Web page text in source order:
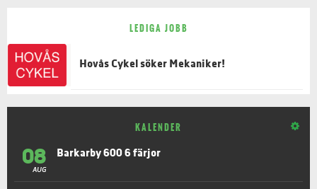
LEDIGA JOBB
Hovås Cykel söker Mekaniker!
KALENDER
08
AUG
Barkarby 600 6 färjor